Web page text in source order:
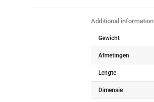
Additional information
Gewicht
Afmetingen
Lengte
Dimensie